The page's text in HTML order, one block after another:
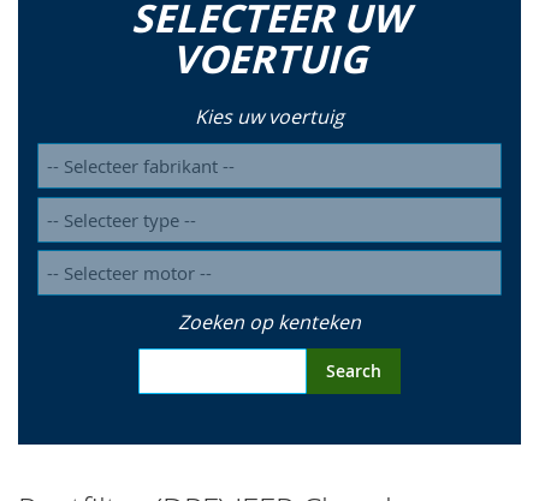
SELECTEER UW
VOERTUIG
Kies uw voertuig
Zoeken op kenteken
Search